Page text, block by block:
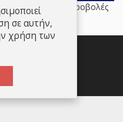
(Απεριόριστες προβολές
σε αυτήν,
χρήση των